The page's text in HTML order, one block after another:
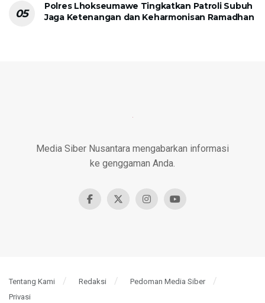
Polres Lhokseumawe Tingkatkan Patroli Subuh
Jaga Ketenangan dan Keharmonisan Ramadhan
Media Siber Nusantara mengabarkan informasi
ke genggaman Anda.
Tentang Kami Redaksi
Pedoman Media Siber
Privasi